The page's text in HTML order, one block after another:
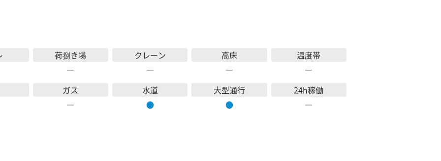
荷捌き場
―
クレーン
―
高床
―
温度帯
―
ガス
―
水道
●
大型通行
●
24h稼働
―